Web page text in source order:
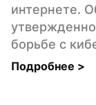
интернете.
борьбе с
Подробнее >